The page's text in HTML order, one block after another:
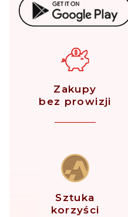
Zakupy
bez prowizji
Sztuka
korzyści